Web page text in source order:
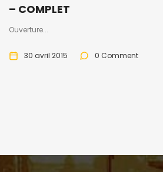
– COMPLET
Ouverture...
30 avril 2015 0 Comment